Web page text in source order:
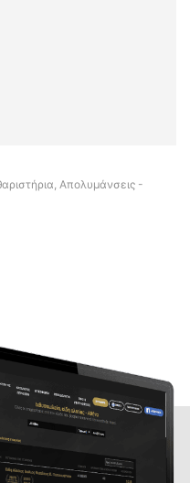
Απολυμάνσεις -